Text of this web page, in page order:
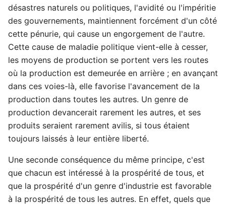
désastres naturels ou politiques, l'avidité ou l'impéritie
des gouvernements, maintiennent forcément d'un côté
cette pénurie, qui cause un engorgement de l'autre.
Cette cause de maladie politique vient-elle à cesser,
les moyens de production se portent vers les routes
où la production est demeurée en arrière ; en avançant
dans ces voies-là, elle favorise l'avancement de la
production dans toutes les autres. Un genre de
production devancerait rarement les autres, et ses
produits seraient rarement avilis, si tous étaient
toujours laissés à leur entière liberté.
Une seconde conséquence du même principe, c'est
que chacun est intéressé à la prospérité de tous, et
que la prospérité d'un genre d'industrie est favorable
à la prospérité de tous les autres. En effet, quels que